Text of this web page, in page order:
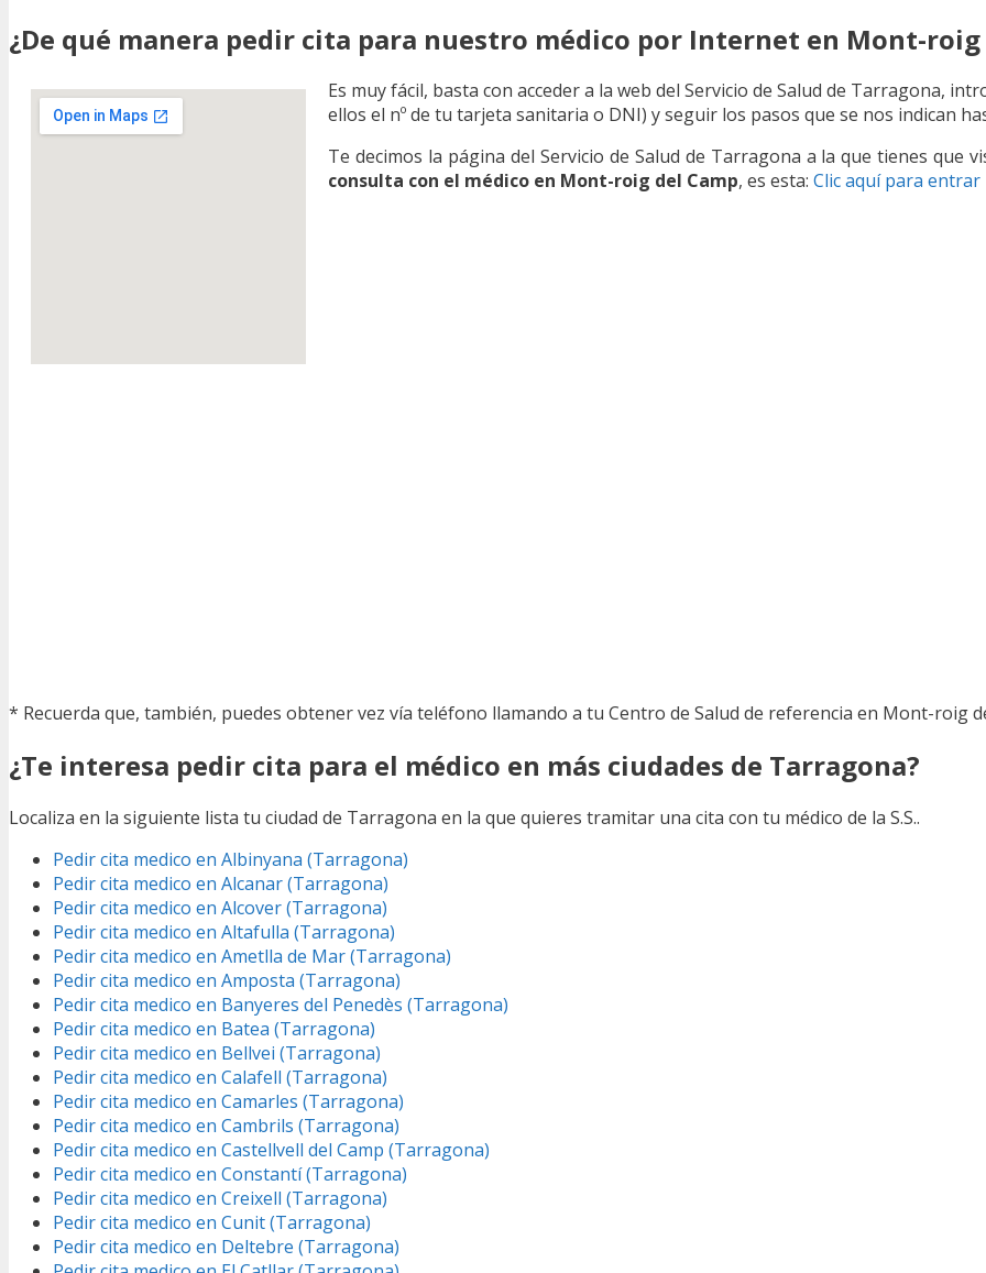
¿De qué manera pedir cita para nuestro médico por Internet en Mont-roig
Es muy fácil, basta con acceder a la web del Servicio de Salud de Tarragona,
ellos el nº de tu tarjeta sanitaria o DNI) y seguir los pasos que se nos indican
Te decimos la página del Servicio de Salud de Tarragona a la que tienes que
consulta con el médico en Mont-roig del Camp, es esta: Clic aquí para entrar
* Recuerda que, también, puedes obtener vez vía teléfono llamando a tu Centro de Salud de referencia en Mont-roig
¿Te interesa pedir cita para el médico en más ciudades de Tarragona?
Localiza en la siguiente lista tu ciudad de Tarragona en la que quieres tramitar una cita con tu médico de la S.S..
Pedir cita medico en Albinyana (Tarragona)
Pedir cita medico en Alcanar (Tarragona)
Pedir cita medico en Alcover (Tarragona)
Pedir cita medico en Altafulla (Tarragona)
Pedir cita medico en Ametlla de Mar (Tarragona)
Pedir cita medico en Amposta (Tarragona)
Pedir cita medico en Banyeres del Penedès (Tarragona)
Pedir cita medico en Batea (Tarragona)
Pedir cita medico en Bellvei (Tarragona)
Pedir cita medico en Calafell (Tarragona)
Pedir cita medico en Camarles (Tarragona)
Pedir cita medico en Cambrils (Tarragona)
Pedir cita medico en Castellvell del Camp (Tarragona)
Pedir cita medico en Constantí (Tarragona)
Pedir cita medico en Creixell (Tarragona)
Pedir cita medico en Cunit (Tarragona)
Pedir cita medico en Deltebre (Tarragona)